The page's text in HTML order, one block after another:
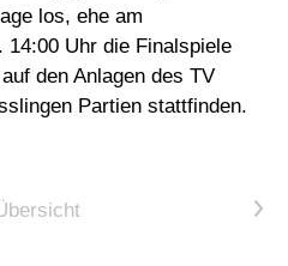
los, ehe am
14:00 Uhr die Finalspiele
den Anlagen des TV
Partien stattfinden.
Nächster Artikel